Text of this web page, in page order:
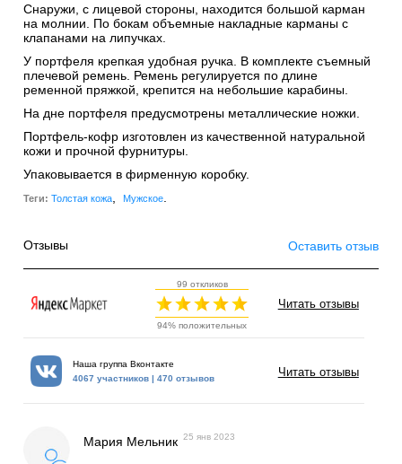
Снаружи, с лицевой стороны, находится большой карман
на молнии. По бокам объемные накладные карманы с
клапанами на липучках.
У портфеля крепкая удобная ручка. В комплекте съемный
плечевой ремень. Ремень регулируется по длине
ременной пряжкой, крепится на небольшие карабины.
На дне портфеля предусмотрены металлические ножки.
Портфель-кофр изготовлен из качественной натуральной
кожи и прочной фурнитуры.
Упаковывается в фирменную коробку.
Теги: Толстая кожа Мужское.
Отзывы Оставить отзыв
99 откликов
94% положительных
Читать отзывы
Наша группа Вконтакте
4067 участников | 470 отзывов
Читать отзывы
Мария Мельник 25 янв 2023